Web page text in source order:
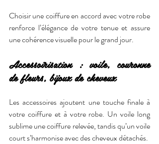
Choisir une coiffure en accord avec votre robe
renforce l’élégance de votre tenue et assure
une cohérence visuelle pour le grand jour.
Accessoirisation : voile, couronne
de fleurs, bijoux de cheveux
Les accessoires ajoutent une touche finale à
votre coiffure et à votre robe. Un voile long
sublime une coiffure relevée, tandis qu’un voile
court s’harmonise avec des cheveux détachés.